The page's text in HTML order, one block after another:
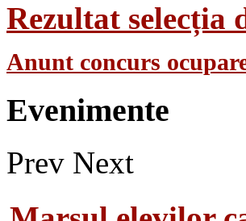
Rezultat selecția
Anunt concurs
Evenimente
Prev Next